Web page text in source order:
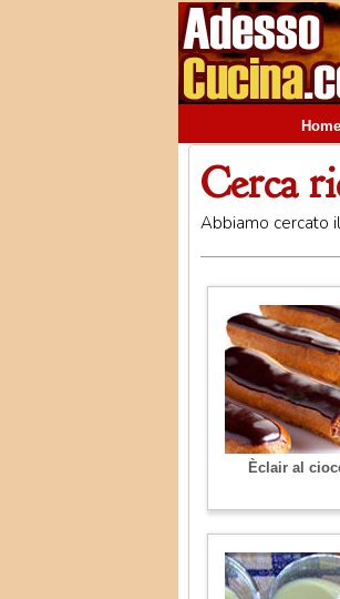
Home
Cerca
Abbiamo cercato
Èclair al